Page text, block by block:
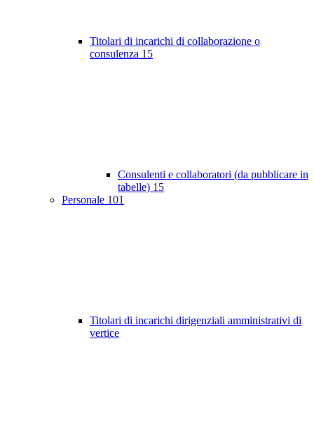
Titolari di incarichi di collaborazione o
consulenza 15
Consulenti e collaboratori (da pubblicare in
tabelle) 15
Personale 101
Titolari di incarichi dirigenziali amministrativi di
vertice